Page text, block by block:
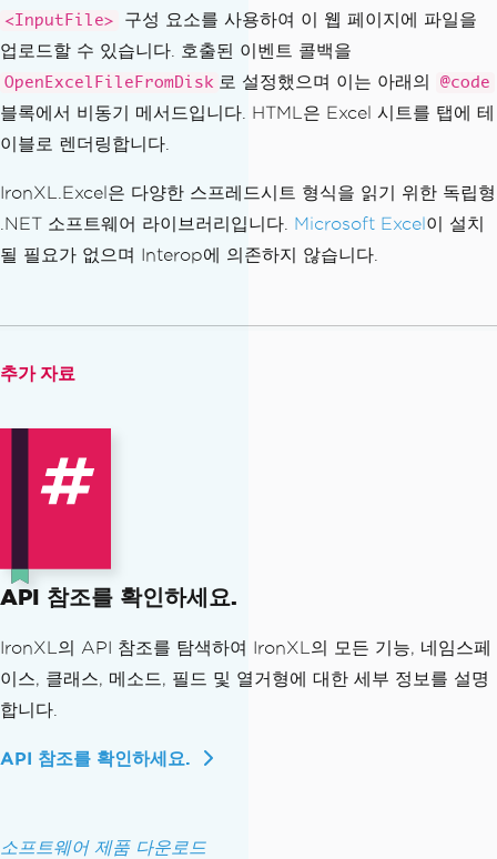
<InputFile>
구성 요소를 사용하여 이 웹 페이지에 파일을
업로드할 수 있습니다. 호출된 이벤트 콜백을
OpenExcelFileFromDisk 로 설정했으며 이는 아래의 @code
블록에서 비동기 메서드입니다. HTML은 Excel 시트를 탭에 테
이블로 렌더링합니다.
IronXL.Excel은 다양한 스프레드시트 형식을 읽기 위한 독립형
.NET 소프트웨어 라이브러리입니다. Microsoft Excel이 설치
될 필요가 없으며 Interop에 의존하지 않습니다.
추가 자료
API 참조를 확인하세요.
IronXL의 API 참조를 탐색하여 IronXL의 모든 기능, 네임스페
이스, 클래스, 메소드, 필드 및 열거형에 대한 세부 정보를 설명
합니다.
API 참조를 확인하세요.
소프트웨어 제품 다운로드